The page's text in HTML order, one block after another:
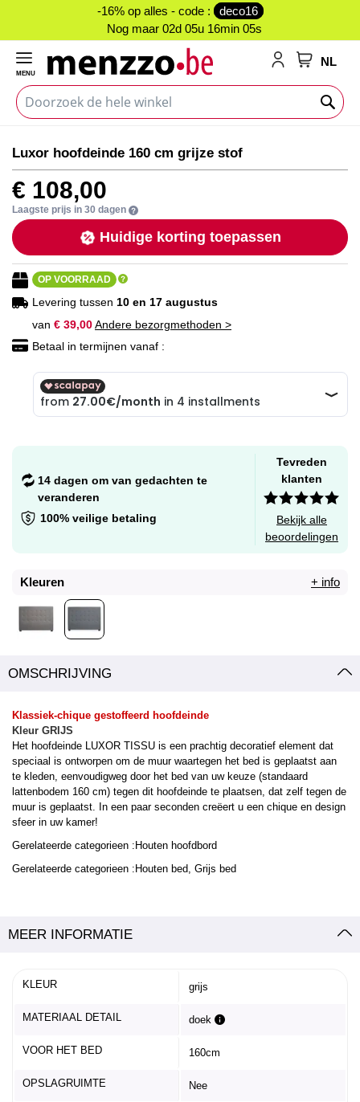
-16% op alles - code :
deco16
Nog maar 02d 05u 16min 05s
NL
MENU
naar
het
einde
van
de
afbeeldingen-
gallerij
naar
het
begin
van
de
afbeeldingen-
gallerij
Luxor hoofdeinde 160 cm grijze stof
€ 108,00
Laagste prijs in 30 dagen
Huidige korting toepassen
OP VOORRAAD
Levering tussen 10 en 17 augustus
van € 39,00Andere bezorgmethoden >
Betaal in termijnen vanaf :
14 dagen om van gedachten te
veranderen
100% veilige betaling
Tevreden
klanten
Bekijk alle
beoordelingen
Kleuren + info
OMSCHRIJVING
Klassiek-chique gestoffeerd hoofdeinde
Kleur GRIJS
Het hoofdeinde LUXOR TISSU is een prachtig decoratief element dat
speciaal is ontworpen om de muur waartegen het bed is geplaatst aan
te kleden, eenvoudigweg door het bed van uw keuze (standaard
lattenbodem 160 cm) tegen dit hoofdeinde te plaatsen, dat zelf tegen de
muur is geplaatst. In een paar seconden creëert u een chique en design
sfeer in uw kamer!
Gerelateerde categorieen :Houten hoofdbord
Gerelateerde categorieen :Houten bed, Grijs bed
MEER INFORMATIE
KLEUR grijs
MATERIAAL DETAIL doek
VOOR HET BED 160cm
OPSLAGRUIMTE Nee